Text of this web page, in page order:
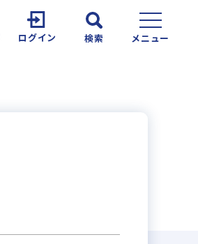
ログイン 検索 メニュー